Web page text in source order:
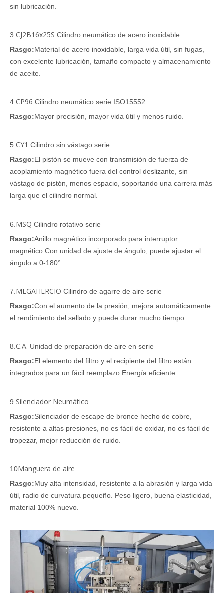
sin lubricación.
3. CJ2B16x25S Cilindro neumático de acero inoxidable
Rasgo:Material de acero inoxidable, larga vida útil, sin fugas,
con excelente lubricación, tamaño compacto y almacenamiento
de aceite.
4. CP96 Cilindro neumático serie ISO15552
Rasgo:Mayor precisión, mayor vida útil y menos ruido.
5. CY1 Cilindro sin vástago serie
Rasgo:El pistón se mueve con transmisión de fuerza de
acoplamiento magnético fuera del control deslizante, sin
vástago de pistón, menos espacio, soportando una carrera más
larga que el cilindro normal.
6. MSQ Cilindro rotativo serie
Rasgo:Anillo magnético incorporado para interruptor
magnético.Con unidad de ajuste de ángulo, puede ajustar el
ángulo a 0-180°.
7. MEGAHERCIO Cilindro de agarre de aire serie
Rasgo:Con el aumento de la presión, mejora automáticamente
el rendimiento del sellado y puede durar mucho tiempo.
8. C.A. Unidad de preparación de aire en serie
Rasgo:El elemento del filtro y el recipiente del filtro están
integrados para un fácil reemplazo.Energía eficiente.
9. Silenciador Neumático
Rasgo:Silenciador de escape de bronce hecho de cobre,
resistente a altas presiones, no es fácil de oxidar, no es fácil de
tropezar, mejor reducción de ruido.
10Manguera de aire
Rasgo:Muy alta intensidad, resistente a la abrasión y larga vida
útil, radio de curvatura pequeño. Peso ligero, buena elasticidad,
material 100% nuevo.